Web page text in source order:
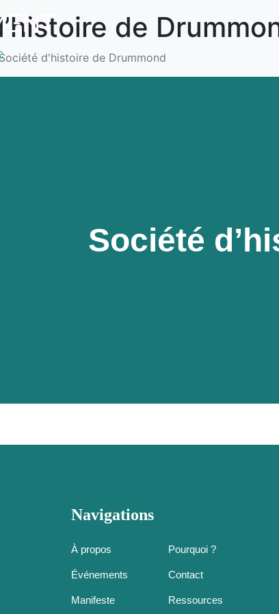
de
d'histoire de Drummond
Société
Navigations
À propos
Événements
Manifeste
Pourquoi ?
Contact
Ressources